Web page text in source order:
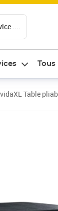
....
Tous
vidaXL Table